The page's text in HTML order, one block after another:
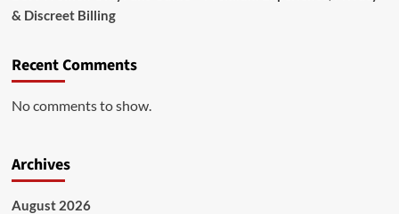
& Discreet Billing
Recent Comments
No comments to show.
Archives
August 2026